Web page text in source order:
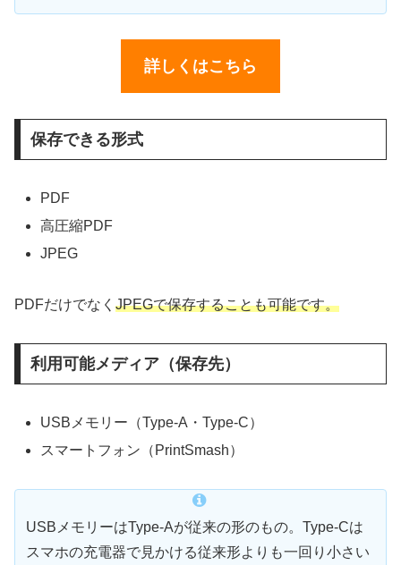
詳しくはこちら
保存できる形式
PDF
高圧縮PDF
JPEG
PDFだけでなく JPEGで保存することも可能です。
利用可能メディア（保存先）
USBメモリー（Type-A・Type-C）
スマートフォン（PrintSmash）
USBメモリーはType-Aが従来の形のもの。Type-Cは
スマホの充電器で見かける従来形よりも一回り小さい